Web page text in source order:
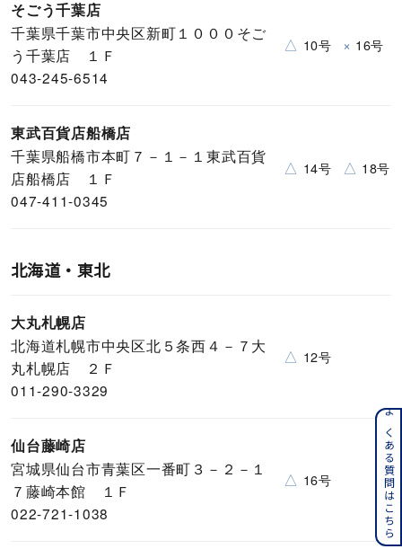
そごう千葉店
千葉県千葉市中央区新町１０００そご
う千葉店 １Ｆ
043-245-6514
△ 10号 × 16号
東武百貨店船橋店
千葉県船橋市本町７－１－１東武百貨
店船橋店 １Ｆ
047-411-0345
△ 14号 △ 18号
北海道・東北
大丸札幌店
北海道札幌市中央区北５条西４－７大
丸札幌店 ２Ｆ
011-290-3329
△ 12号
仙台藤崎店
宮城県仙台市青葉区一番町３－２－１
７藤崎本館 １Ｆ
022-721-1038
△ 16号 よくある質問はこちら